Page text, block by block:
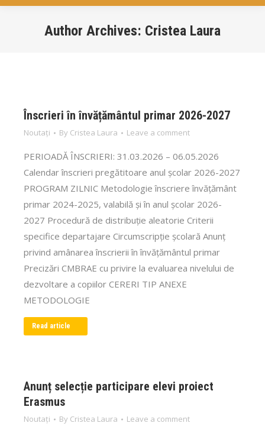
Author Archives: Cristea Laura
Înscrieri în învățământul primar 2026-2027
Noutați By Cristea Laura Leave a comment
PERIOADĂ ÎNSCRIERI: 31.03.2026 – 06.05.2026
Calendar înscrieri pregătitoare anul școlar 2026-2027
PROGRAM ZILNIC Metodologie înscriere învățământ
primar 2024-2025, valabilă și în anul școlar 2026-
2027 Procedură de distribuție aleatorie Criterii
specifice departajare Circumscripție școlară Anunț
privind amânarea înscrierii în învățământul primar
Precizări CMBRAE cu privire la evaluarea nivelului de
dezvoltare a copiilor CERERI TIP ANEXE
METODOLOGIE
Read article
Anunț selecție participare elevi proiect
Erasmus
Noutați By Cristea Laura Leave a comment